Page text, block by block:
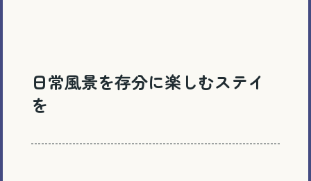
日常風景を存分に楽しむステイ
を